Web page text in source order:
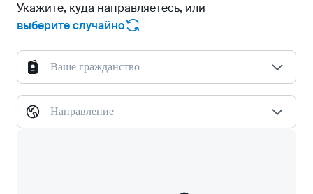
Укажите, куда направляетесь, или
выберите случайно
Ваше гражданство
Направление